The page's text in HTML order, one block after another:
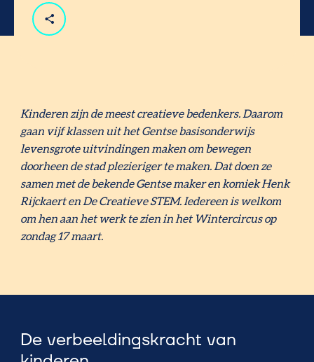
Kinderen zijn de meest creatieve bedenkers. Daarom
gaan vijf klassen uit het Gentse basisonderwijs
levensgrote uitvindingen maken om bewegen
doorheen de stad plezieriger te maken. Dat doen ze
samen met de bekende Gentse maker en komiek Henk
Rijckaert en De Creatieve STEM. Iedereen is welkom
om hen aan het werk te zien in het Wintercircus op
zondag 17 maart.
De verbeeldingskracht van